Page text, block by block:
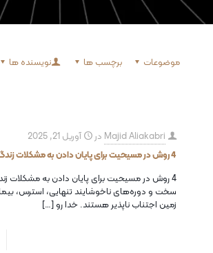
موضوعات برچسب ها
نویسنده ها
Majid Aliakabri در
آوریل 21, 2025
4 روش در مسیحیت برای پایان دادن به مشکلات زندگی
4 روش در مسیحیت برای پایان دادن به مشکلات
سخت و دوره‌های ناخوشایند تنهایی، استرس،
زمین اجتناب ناپذیر هستند. خدا رو[…]